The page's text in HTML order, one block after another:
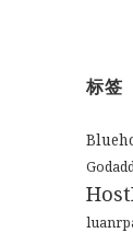
标签